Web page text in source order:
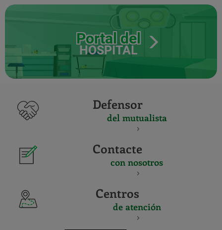
Portal del
HOSPITAL
Defensor
del mutualista
Contacte
con nosotros
Centros
de atención